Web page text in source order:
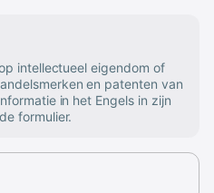
intellectueel eigendom of
en patenten van
in het Engels in zijn
formulier.